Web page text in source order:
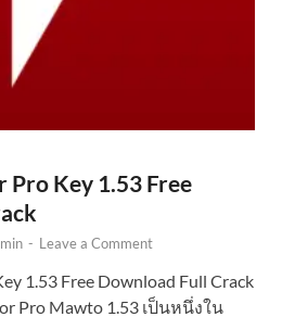
Key 1.53 Free
- Leave a Comment
1.53 Free Download Full Crack
Pro Mawto 1.53 เป็นหนึ่งใน